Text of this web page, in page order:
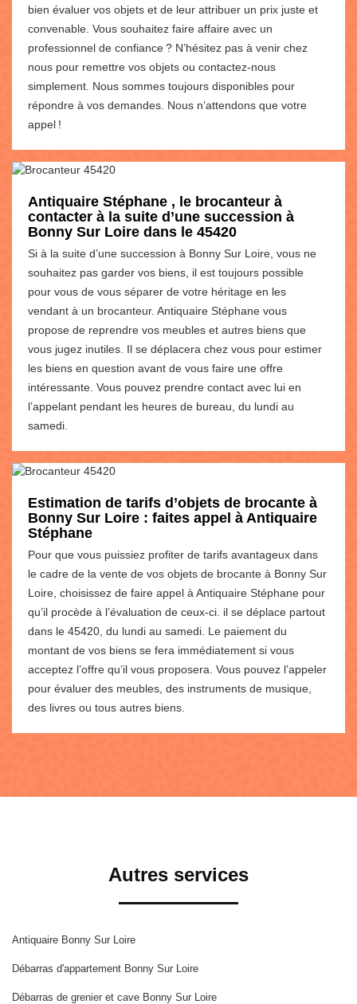
bien évaluer vos objets et de leur attribuer un prix juste et
convenable. Vous souhaitez faire affaire avec un
professionnel de confiance ? N’hésitez pas à venir chez
nous pour remettre vos objets ou contactez-nous
simplement. Nous sommes toujours disponibles pour
répondre à vos demandes. Nous n’attendons que votre
appel !
Antiquaire Stéphane , le brocanteur à
contacter à la suite d’une succession à
Bonny Sur Loire dans le 45420
Si à la suite d’une succession à Bonny Sur Loire, vous ne
souhaitez pas garder vos biens, il est toujours possible
pour vous de vous séparer de votre héritage en les
vendant à un brocanteur. Antiquaire Stéphane vous
propose de reprendre vos meubles et autres biens que
vous jugez inutiles. Il se déplacera chez vous pour estimer
les biens en question avant de vous faire une offre
intéressante. Vous pouvez prendre contact avec lui en
l’appelant pendant les heures de bureau, du lundi au
samedi.
Estimation de tarifs d’objets de brocante à
Bonny Sur Loire : faites appel à Antiquaire
Stéphane
Pour que vous puissiez profiter de tarifs avantageux dans
le cadre de la vente de vos objets de brocante à Bonny Sur
Loire, choisissez de faire appel à Antiquaire Stéphane pour
qu’il procède à l’évaluation de ceux-ci. il se déplace partout
dans le 45420, du lundi au samedi. Le paiement du
montant de vos biens se fera immédiatement si vous
acceptez l’offre qu’il vous proposera. Vous pouvez l’appeler
pour évaluer des meubles, des instruments de musique,
des livres ou tous autres biens.
Autres services
Antiquaire Bonny Sur Loire
Débarras d'appartement Bonny Sur Loire
Débarras de grenier et cave Bonny Sur Loire